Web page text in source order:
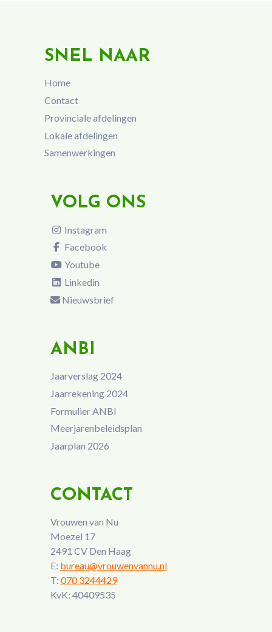
SNEL NAAR
Home
Contact
Provinciale afdelingen
Lokale afdelingen
Samenwerkingen
VOLG ONS
Instagram
Facebook
Youtube
Linkedin
Nieuwsbrief
ANBI
Jaarverslag 2024
Jaarrekening 2024
Formulier ANBI
Meerjarenbeleidsplan
Jaarplan 2026
CONTACT
Vrouwen van Nu
Moezel 17
2491 CV Den Haag
E: bureau@vrouwenvannu.nl
T: 070 3244429
KvK: 40409535